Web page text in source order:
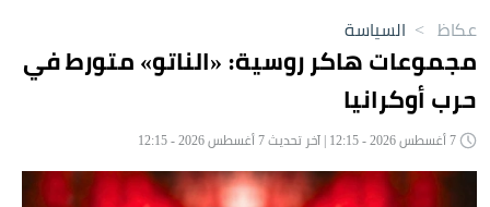
عكاظ > السياسة
مجموعات هاكر روسية: «الناتو» متورط في
حرب أوكرانيا